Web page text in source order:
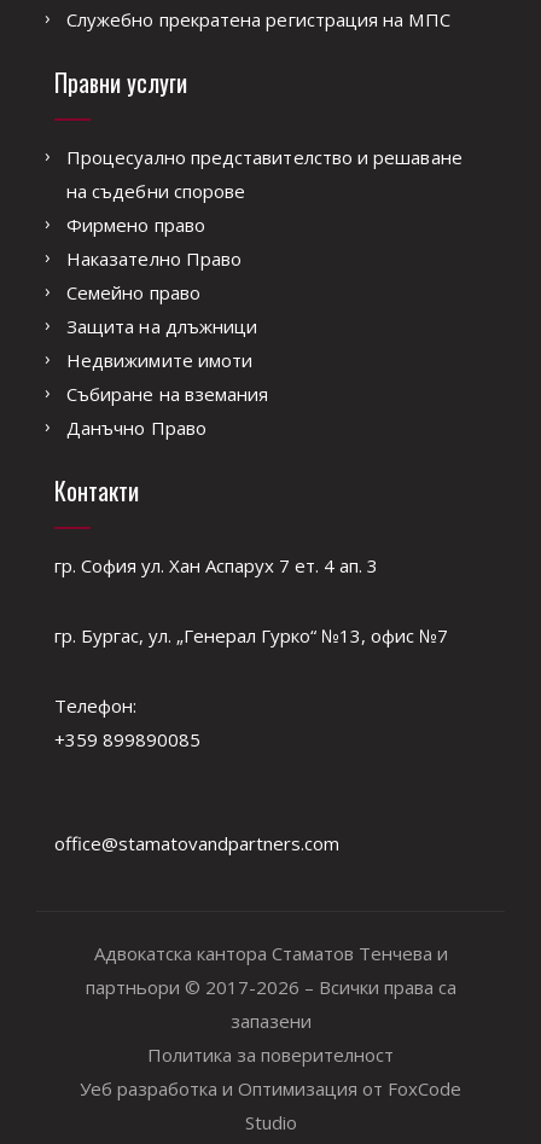
Служебно прекратена регистрация на МПС
Правни услуги
Процесуално представителство и решаване
на съдебни спорове
Фирмено право
Наказателно Право
Семейно право
Защита на длъжници
Недвижимите имоти
Събиране на вземания
Данъчно Право
Контакти
гр. София ул. Хан Аспарух 7 ет. 4 ап. 3
гр. Бургас, ул. „Генерал Гурко“ №13, офис №7
Телефон:
+359 899890085
office@stamatovandpartners.com
Адвокатска кантора Стаматов Тенчева и
партньори © 2017-2026 – Всички права са
запазени
Политика за поверителност
Уеб разработка и Оптимизация от FoxCode
Studio